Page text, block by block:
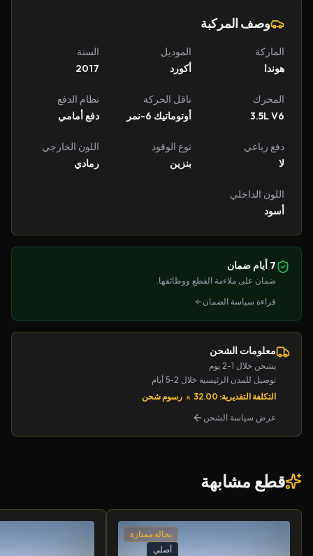
وصف المركبة
الماركة
هوندا
الموديل
أكورد
السنة
2017
المحرك
3.5L V6
ناقل الحركة
أوتوماتيك 6-نمر
نظام الدفع
دفع أمامي
دفع رباعي
لا
نوع الوقود
بنزين
اللون الخارجي
رمادي
اللون الداخلي
أسود
7 أيام ضمان
ضمان على ملاءمة القطع ووظائفها.
قراءة سياسة الضمان
معلومات الشحن
يشحن خلال 1-2 يوم
توصيل للمدن الرئيسية خلال 2-5 أيام
التكلفة التقديرية: 32.00
رسوم شحن
عرض سياسة الشحن
قطع مشابهة
بحالة ممتازة
أصلي